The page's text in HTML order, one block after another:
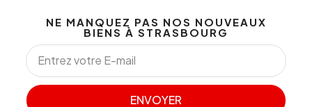
NE MANQUEZ PAS NOS NOUVEAUX
BIENS À STRASBOURG
ENVOYER